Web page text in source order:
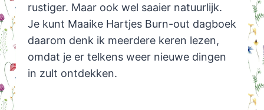
rustiger. Maar ook wel saaier natuurlijk.
Je kunt Maaike Hartjes Burn-out dagboek
daarom denk ik meerdere keren lezen,
omdat je er telkens weer nieuwe dingen
in zult ontdekken.